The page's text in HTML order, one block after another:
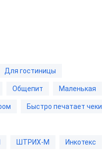
Для гостиницы
Общепит Маленькая
Быстро печатает чеки
ШТРИХ-М Инкотекс